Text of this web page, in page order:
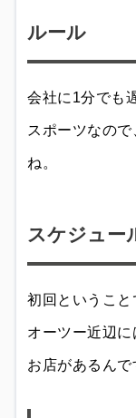
ルール
会社に1分でも
スポーツなの
ね。
スケジュー
初回ということ
オーツー近辺
お店があるんで